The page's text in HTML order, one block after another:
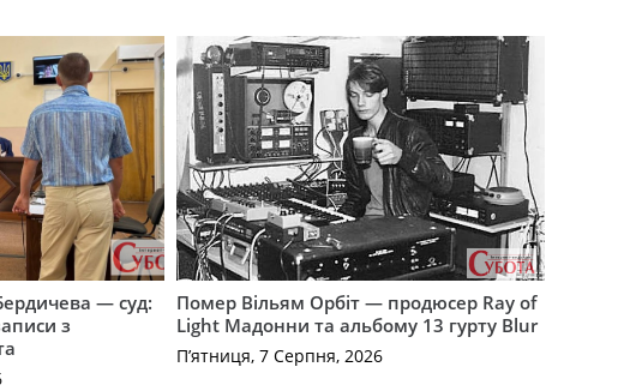
— суд:
з
Помер Вільям Орбіт — продюсер Ray of
Light Мадонни та альбому 13 гурту Blur
П’ятниця, 7 Серпня, 2026